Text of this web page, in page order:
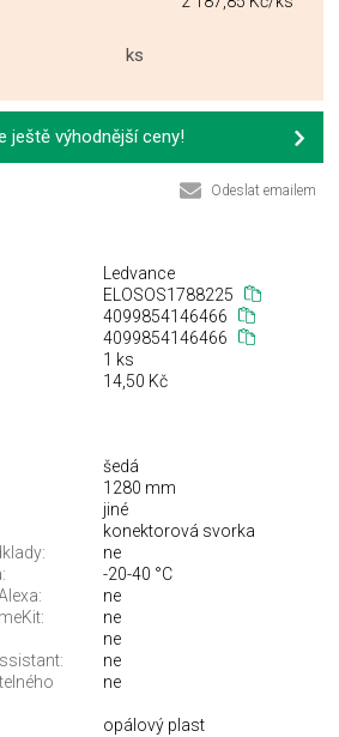
ks
ještě výhodnější ceny!
Odeslat emailem
Ledvance
ELOSOS1788225
4099854146466
4099854146466
1 ks
14,50 Kč
šedá
1280 mm
jiné
konektorová svorka
ne
-20-40 °C
ne
ne
ne
ne
ne
opálový plast